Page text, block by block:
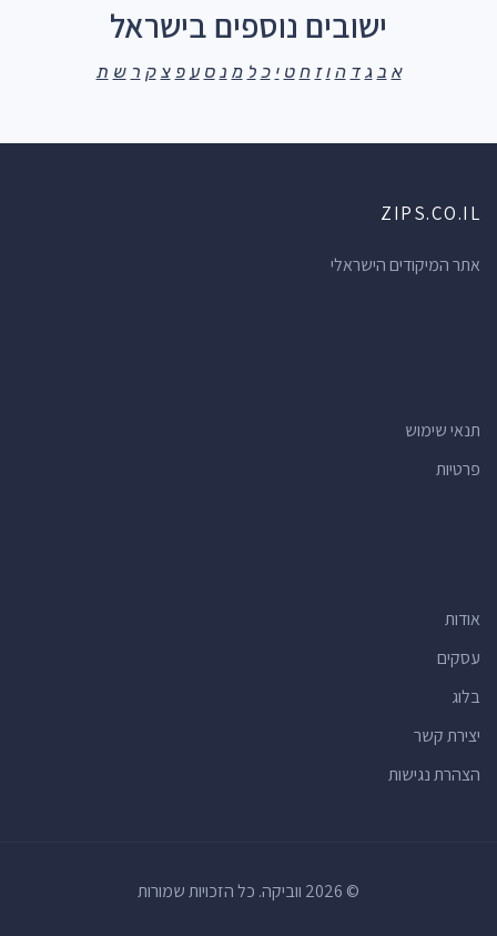
ישובים נוספים בישראל
א ב ג ד ה ו ז ח ט י כ ל מ נ ס ע פ צ ק ר ש ת
ZIPS.CO.IL
אתר המיקודים הישראלי
תנאי שימוש
פרטיות
אודות
עסקים
בלוג
יצירת קשר
הצהרת נגישות
© 2026 ווביקה. כל הזכויות שמורות